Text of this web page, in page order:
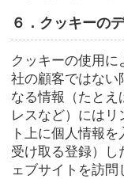
６．クッキーの
クッキーの使用に
社の顧客ではない
なる情報（たとえ
レスなど）にはリ
ト上に個人情報
受け取る登録）し
ェブサイトを訪